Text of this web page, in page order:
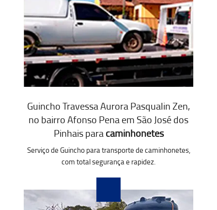
Guincho Travessa Aurora Pasqualin Zen,
no bairro Afonso Pena em São José dos
Pinhais paracaminhonetes
Serviço de Guincho para transporte de caminhonetes,
com total segurança e rapidez.